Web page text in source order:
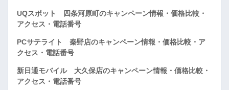
UQスポット 四条河原町のキャンペーン情報・価格比較・
アクセス・電話番号
PCサテライト 秦野店のキャンペーン情報・価格比較・ア
クセス・電話番号
新日通モバイル 大久保店のキャンペーン情報・価格比較・
アクセス・電話番号